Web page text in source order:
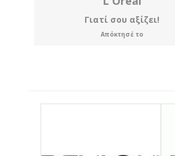
Γιατί σου αξίζει!
Απόκτησέ το